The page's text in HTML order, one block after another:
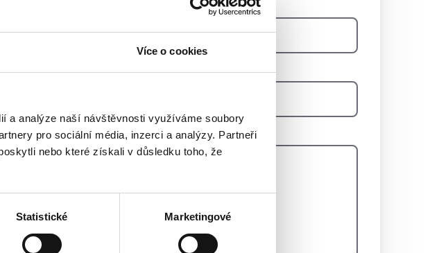
Více o cookies
a analýze naší návštěvnosti využíváme soubory
pro sociální média, inzerci a analýzy. Partneři
nebo které získali v důsledku toho, že
Statistické Marketingové
Zpráva